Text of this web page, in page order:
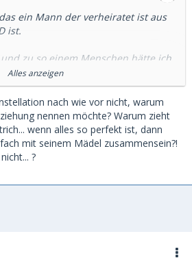
ein Mann der verheiratet ist aus
ist.
zu so einem Menschen hätte ich
vertrauen. Ich weiß jetzt habe ich
gegen mich aufgebracht, aber
!!! Meinung machen kann jeder,
bei einer exklusiven
haben wir uns
Woche gesehen meist 1-2 mal
beim anderen ein und aus
Alles anzeigen
nach wie vor nicht, warum
nennen möchte? Warum zieht
wenn alles so perfekt ist, dann
mit seinem Mädel zusammensein?!
?